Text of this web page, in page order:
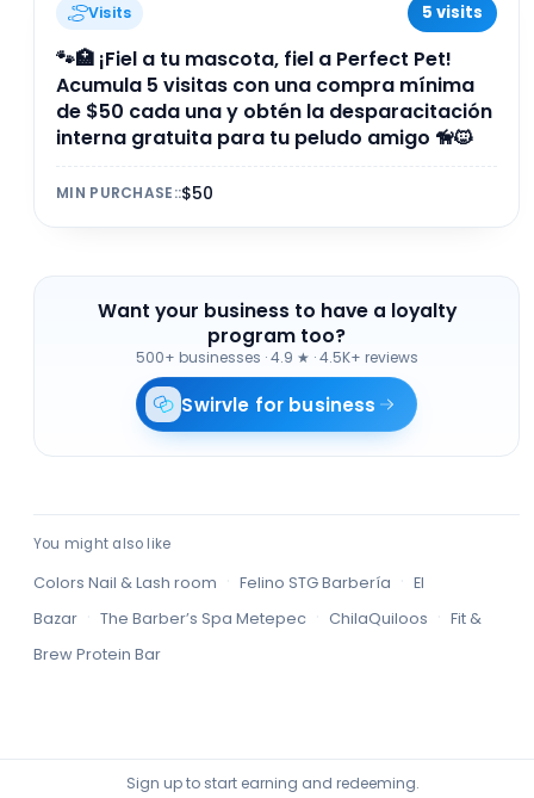
Visits 5 visits
🐾🏥 ¡Fiel a tu mascota, fiel a Perfect Pet!
Acumula 5 visitas con una compra mínima
de $50 cada una y obtén la desparacitación
interna gratuita para tu peludo amigo 🦮🐱
MIN PURCHASE::$50
Want your business to have a loyalty
program too?
500+ businesses ·4.9 ★ · 4.5K+ reviews
Swirvle for business
You might also like
Colors Nail & Lash room Felino STG Barbería
El
Bazar
The Barber’s Spa Metepec ChilaQuiloos
Fit &
Brew Protein Bar
Sign up to start earning and redeeming.